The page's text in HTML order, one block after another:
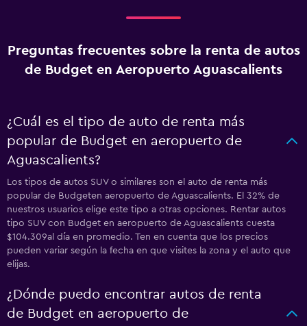
Preguntas frecuentes sobre la renta de autos
de Budget en Aeropuerto Aguascalients
¿Cuál es el tipo de auto de renta más
popular de Budget en aeropuerto de
Aguascalients?
Los tipos de autos SUV o similares son el auto de renta más
popular de Budgeten aeropuerto de Aguascalients. El 32% de
nuestros usuarios elige este tipo a otras opciones. Rentar autos
tipo SUV con Budget en aeropuerto de Aguascalients cuesta
$104.309al día en promedio. Ten en cuenta que los precios
pueden variar según la fecha en que visites la zona y el auto que
elijas.
¿Dónde puedo encontrar autos de renta
de Budget en aeropuerto de